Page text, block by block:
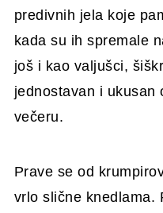
predivnih jela koje
kada su ih spremale
još i kao valjušci,
jednostavan i ukusan
večeru.
Prave se od
vrlo slične knedlama.